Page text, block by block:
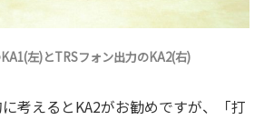
左)とTRSフォン出力のKA2(右)
考えるとKA2がお勧めですが、「打